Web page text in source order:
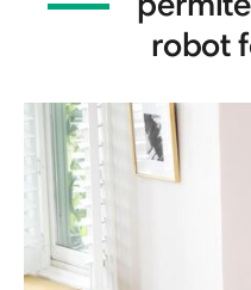
robot